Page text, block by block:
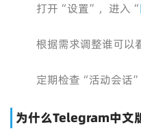
打开“设置”，进入“
根据需求调整谁可以
定期检查“活动会话”
为什么Telegram中文